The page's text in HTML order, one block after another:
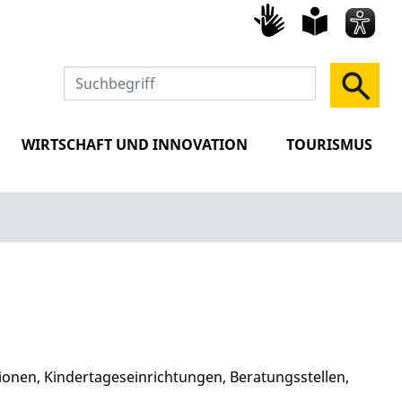
WIRTSCHAFT UND INNOVATION TOURISMUS
Kindertageseinrichtungen, Beratungsstellen,